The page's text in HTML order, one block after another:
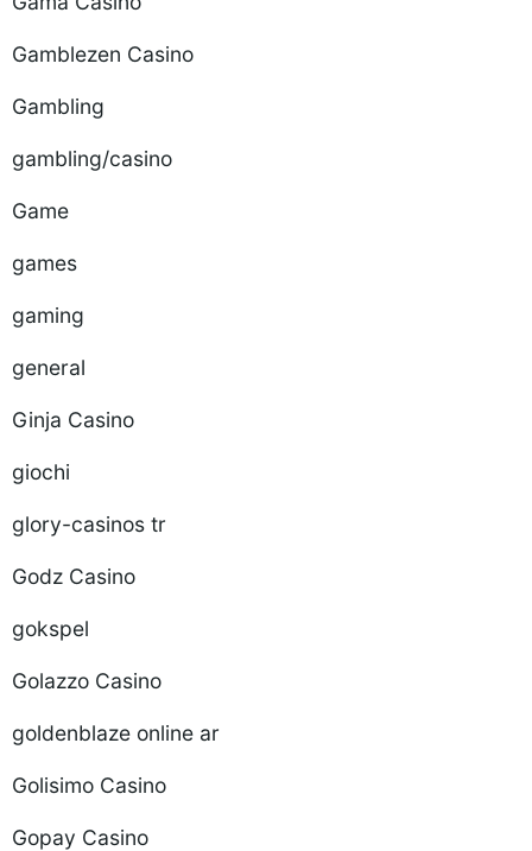
Gamblezen Casino
Gambling
gambling/casino
Game
games
gaming
general
Ginja Casino
giochi
glory-casinos tr
Godz Casino
gokspel
Golazzo Casino
goldenblaze online ar
Golisimo Casino
Gopay Casino